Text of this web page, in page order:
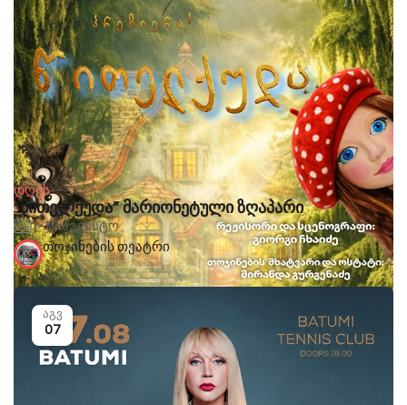
დღეს
“წითელქუდა” მარიონეტული ზღაპარი
1-30 აგვისტო
თოჯინების თეატრი
აგვ
07